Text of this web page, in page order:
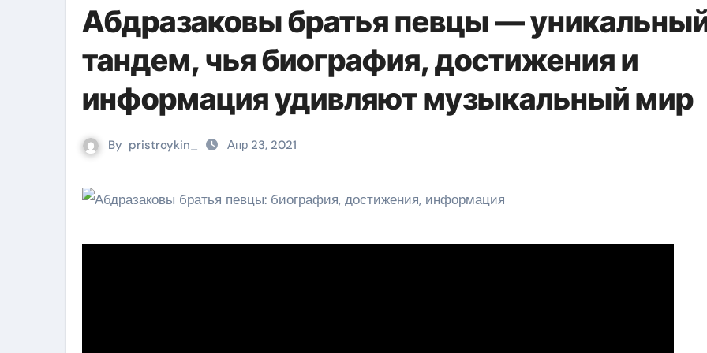
Абдразаковы братья певцы —
тандем, чья биография, достижения и
информация удивляют музыкальный мир
By pristroykin_ Апр 23, 2021